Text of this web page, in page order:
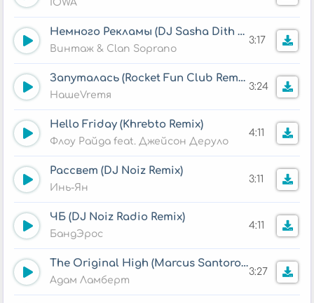
IOWA
Немного Рекламы (DJ Sasha Dith Official Remix)
Винтаж & Clan Soprano
3:17
Запуталась (Rocket Fun Club Remix)
НашеVremя
3:24
Hello Friday (Khrebto Remix)
Флоу Райда feat. Джейсон Деруло
4:11
Рассвет (DJ Noiz Remix)
Инь-Ян
3:11
ЧБ (DJ Noiz Radio Remix)
БандЭрос
4:11
The Original High (Marcus Santoro Remix)
Адам Ламберт
3:27